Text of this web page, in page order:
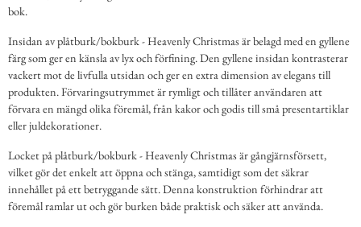
bok.
Insidan av plåtburk/bokburk - Heavenly Christmas är belagd med en gyllene
färg som ger en känsla av lyx och förfining. Den gyllene insidan kontrasterar
vackert mot de livfulla utsidan och ger en extra dimension av elegans till
produkten. Förvaringsutrymmet är rymligt och tillåter användaren att
förvara en mängd olika föremål, från kakor och godis till små presentartiklar
eller juldekorationer.
Locket på plåtburk/bokburk - Heavenly Christmas är gångjärnsförsett,
vilket gör det enkelt att öppna och stänga, samtidigt som det säkrar
innehållet på ett betryggande sätt. Denna konstruktion förhindrar att
föremål ramlar ut och gör burken både praktisk och säker att använda.